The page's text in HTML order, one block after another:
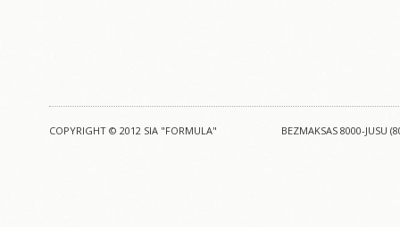
COPYRIGHT © 2012 SIA "FORMULA" BEZMAKSAS 8000-JUSU